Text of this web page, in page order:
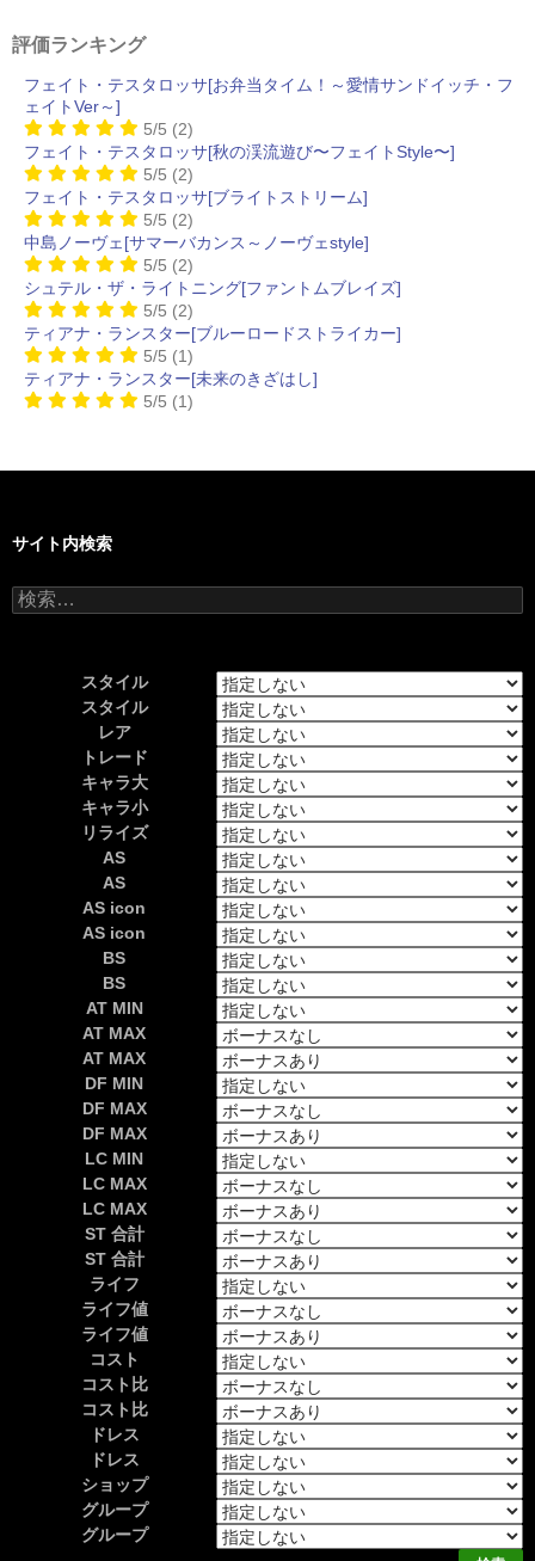
評価ランキング
フェイト・テスタロッサ[お弁当タイム！～愛情サンドイッチ・フ
ェイトVer～]
5/5 (2)
フェイト・テスタロッサ[秋の渓流遊び〜フェイトStyle〜]
5/5 (2)
フェイト・テスタロッサ[ブライトストリーム]
5/5 (2)
中島ノーヴェ[サマーバカンス～ノーヴェstyle]
5/5 (2)
シュテル・ザ・ライトニング[ファントムブレイズ]
5/5 (2)
ティアナ・ランスター[ブルーロードストライカー]
5/5 (1)
ティアナ・ランスター[未来のきざはし]
5/5 (1)
サイト内検索
検
索:
スタイル
スタイル
レア
トレード
キャラ大
キャラ小
リライズ
AS
AS
AS icon
AS icon
BS
BS
AT MIN
AT MAX
AT MAX
DF MIN
DF MAX
DF MAX
LC MIN
LC MAX
LC MAX
ST 合計
ST 合計
ライフ
ライフ値
ライフ値
コスト
コスト比
コスト比
ドレス
ドレス
ショップ
グループ
グループ